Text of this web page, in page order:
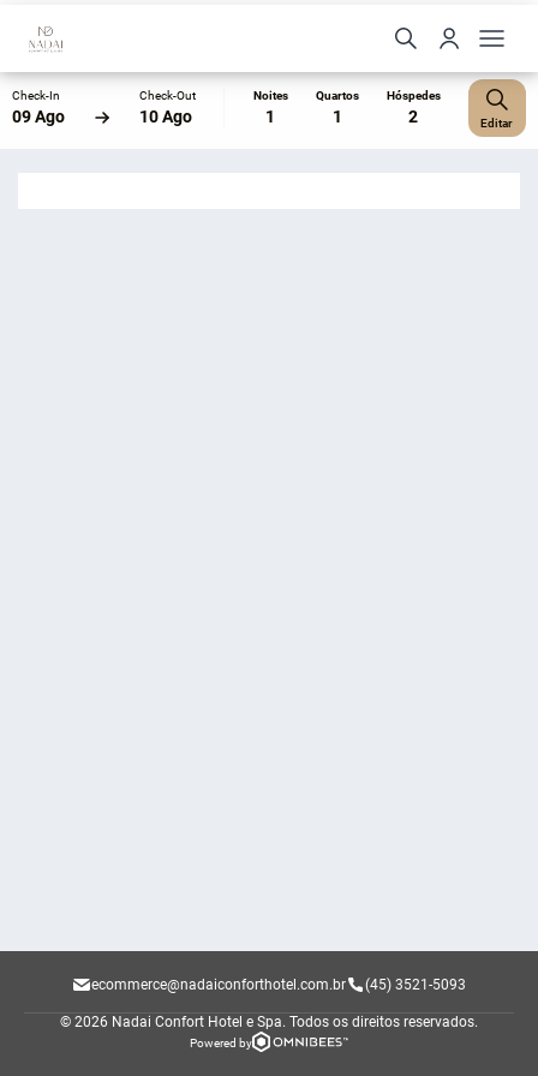
Check-In
09 Ago
Check-Out
10 Ago
Noites
1
Quartos
1
Hóspedes
2 Editar
ecommerce@nadaiconforthotel.com.br (45) 3521-5093
© 2026 Nadai Confort Hotel e Spa. Todos os direitos reservados.
Powered by